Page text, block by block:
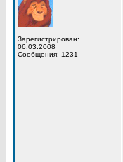
Зарегистрирован:
06.03.2008
Сообщения: 1231